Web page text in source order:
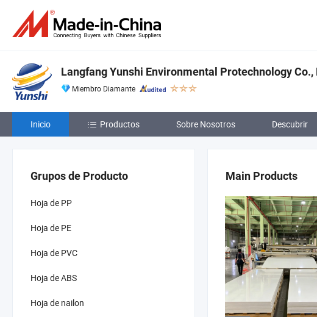
Langfang Yunshi Environmental Protechnology Co.,
Miembro Diamante
Inicio Productos Sobre Nosotros Descubrir
Main Products
Grupos de Producto
Hoja de PP
Hoja de PE
Hoja de PVC
Hoja de ABS
Hoja de nailon